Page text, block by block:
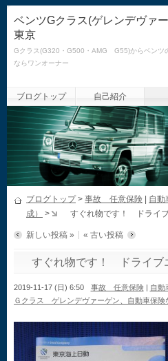
ベンツGクラス(ゲレンデヴァ
東京
Gクラス(G320・G500・AMG G55)からベンツ
ならワンオーナー
ブログトップ 自己紹介
ブログトップ> 事故 任意保険
自動
成）
> すぐれ物です！ ドライ
新しい投稿 » « 古い投稿
すぐれ物です！ ドライブ
2019-11-17 (日) 6:50 事故 任意保険| 自動
Ｇクラス ゲレンデヴァーゲン、自動車保険